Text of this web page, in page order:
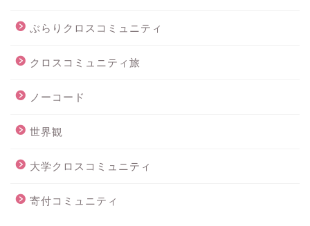
ぶらりクロスコミュニティ
クロスコミュニティ旅
ノーコード
世界観
大学クロスコミュニティ
寄付コミュニティ